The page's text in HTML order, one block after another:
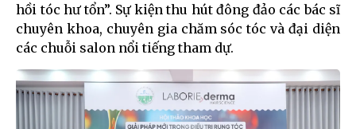
hồi tóc hư tổn”. Sự kiện thu hút đông đảo các bác sĩ
chuyên khoa, chuyên gia chăm sóc tóc và đại diện
các chuỗi salon nổi tiếng tham dự.